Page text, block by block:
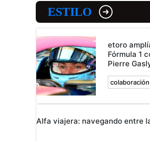
ESTILO
etoro
Fórmula 1
Pierre
colaboración
Alfa viajera: navegando entre